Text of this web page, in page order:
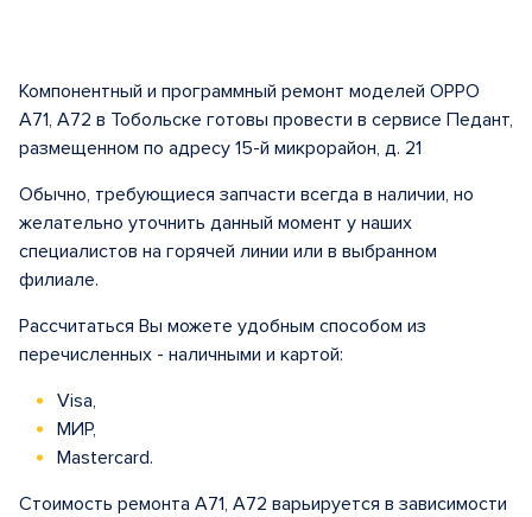
Компонентный и программный ремонт моделей OPPO
A71, A72 в Тобольске готовы провести в сервисе Педант,
размещенном по адресу 15-й микрорайон, д. 21
Обычно, требующиеся запчасти всегда в наличии, но
желательно уточнить данный момент у наших
специалистов на горячей линии или в выбранном
филиале.
Рассчитаться Вы можете удобным способом из
перечисленных - наличными и картой:
Visa,
МИР,
Mastercard.
Стоимость ремонта A71, A72 варьируется в зависимости